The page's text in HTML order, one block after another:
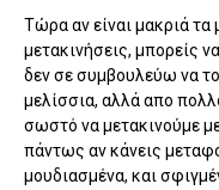
Τώρα αν είναι μακριά τα
μετακινήσεις, μπορείς
δεν σε συμβουλεύω να
μελίσσια, αλλά απο
σωστό να μετακινούμε
πάντως αν κάνεις
μουδιασμένα, και